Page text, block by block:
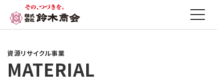
資源リサイクル事業
MATERIAL